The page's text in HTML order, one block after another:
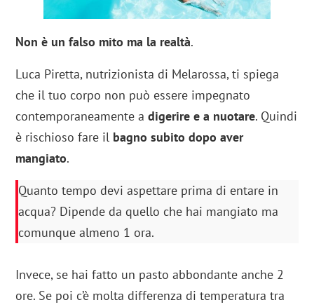
Non è un falso mito ma la realtà.
Luca Piretta, nutrizionista di Melarossa, ti spiega
che il tuo corpo non può essere impegnato
contemporaneamente adigerire e a nuotare. Quindi
è rischioso fare il bagno subito dopo aver
mangiato.
Quanto tempo devi aspettare prima di entare in
acqua? Dipende da quello che hai mangiato ma
comunque almeno 1 ora.
Invece, se hai fatto un pasto abbondante anche 2
ore. Se poi c’è molta differenza di temperatura tra